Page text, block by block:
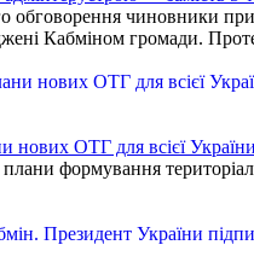
чиновники
Кабміном громади.
нових ОТГ для всієї
формування